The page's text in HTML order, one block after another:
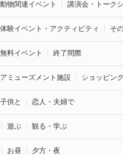
動物関連イベント 講演会・トーク
体験イベント・アクティビティ そ
無料イベント 終了間際
アミューズメント施設 ショッピン
子供と 恋人・夫婦で
遊ぶ 観る・学ぶ
お昼 夕方・夜